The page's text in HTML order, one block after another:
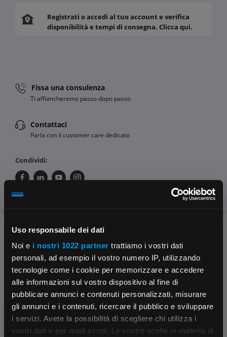
Uso responsabile dei dati
Noi e i nostri 1022 partner trattiamo i vostri dati
personali, ad esempio il vostro numero IP, utilizzando
tecnologie come i cookie per memorizzare e accedere
alle informazioni sul vostro dispositivo al fine di
pubblicare annunci e contenuti personalizzati, misurare
gli annunci e i contenuti, ricercare il pubblico e sviluppare
i servizi. Avete la possibilità di scegliere chi utilizza i
vostri dati e per quali scopi. Le vostre scelte in materia di
×
Registrati o accedi al tuo account e verifica
disponibilità e tempi di consegna. Clicca qui.
Fissa una consulenza
Ti affiancheremo passo dopo passo
Contattaci
Parla con il customer care dedicato
Condividi:
Chiedi ai nostri tecnici
Contattaci
Parla con il customer care dedicato
Fissa una consulenza
Ti affiancheremo passo dopo passo